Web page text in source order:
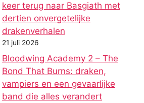
keer terug naar Basgiath met
dertien onvergetelijke
drakenverhalen
21 juli 2026
Bloodwing Academy 2 – The
Bond That Burns: draken,
vampiers en een gevaarlijke
band die alles verandert